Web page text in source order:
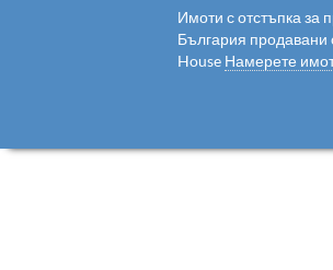
Имоти с отстъпка за
България продавани
House Намерете